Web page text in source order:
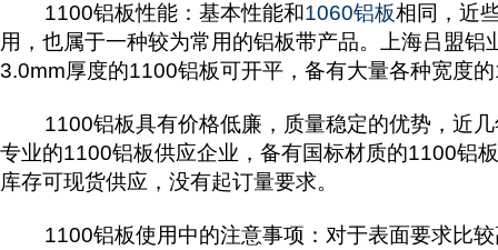
1100铝板性能：基本性能和1060铝板相同，近
用，也属于一种较为常用的铝板带产品。上海吕盟
3.0mm厚度的1100铝板可开平，备有大量各种宽度
1100铝板具有价格低廉，质量稳定的优势，近几
专业的1100铝板供应企业，备有国标材质的1100铝
库存可现货供应，没有起订量要求。
1100铝板使用中的注意事项：对于表面要求比较